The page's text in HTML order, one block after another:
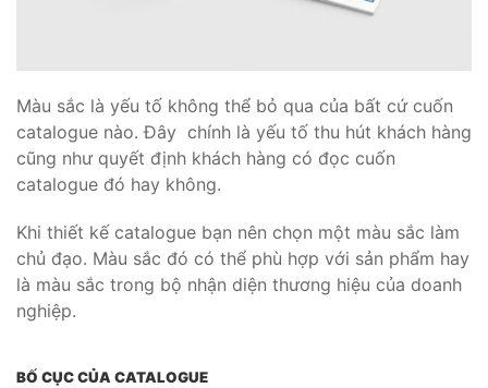
Màu sắc là yếu tố không thể bỏ qua của bất cứ cuốn
catalogue nào. Đây chính là yếu tố thu hút khách hàng
cũng như quyết định khách hàng có đọc cuốn
catalogue đó hay không.
Khi thiết kế catalogue bạn nên chọn một màu sắc làm
chủ đạo. Màu sắc đó có thể phù hợp với sản phẩm hay
là màu sắc trong bộ nhận diện thương hiệu của doanh
nghiệp.
BỐ CỤC CỦA CATALOGUE